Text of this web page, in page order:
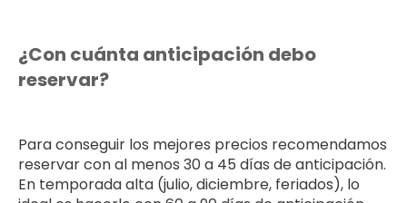
¿Con cuánta anticipación debo
reservar?
Para conseguir los mejores precios recomendamos
reservar con al menos 30 a 45 días de anticipación.
En temporada alta (julio, diciembre, feriados), lo